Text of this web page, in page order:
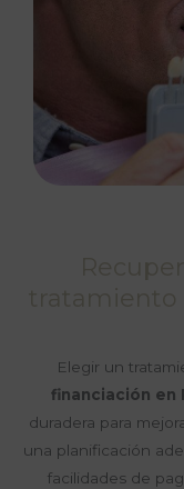
Elegir un
financiación en
duradera para
una planificación
facilidades de